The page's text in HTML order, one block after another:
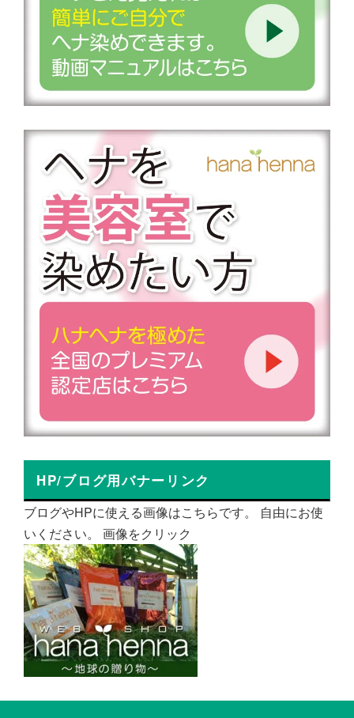
HP/ブログ用バナーリンク
ブログやHPに使える画像はこちらです。 自由にお使
いください。 画像をクリック